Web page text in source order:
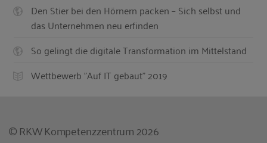
Den Stier bei den Hörnern packen – Sich selbst und
das Unternehmen neu erfinden
So gelingt die digitale Transformation im Mittelstand
Wettbewerb "Auf IT gebaut" 2019
© RKW Kompetenzzentrum 2026